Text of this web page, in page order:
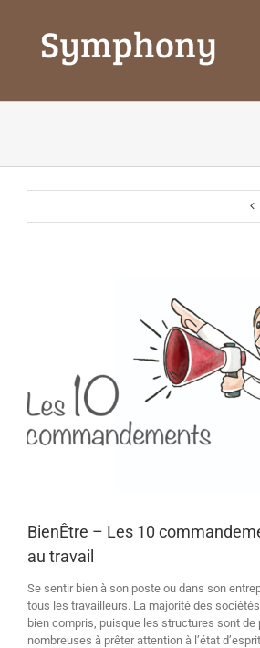
BienÊtre – Les 10
au travail
Se sentir bien à son poste ou dans son
tous les travailleurs. La majorité des
bien compris, puisque les structures sont de
nombreuses à prêter attention à l’état